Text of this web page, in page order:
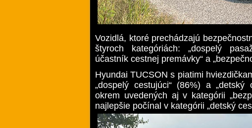
Vozidlá, ktoré prechádzajú
štyroch kategóriách: „dospelý
účastník cestnej premávky“ a
Hyundai TUCSON s piatimi
„dospelý cestujúci“ (86%) a
okrem uvedených aj v kategórii
najlepšie počínal v kategórii „detský